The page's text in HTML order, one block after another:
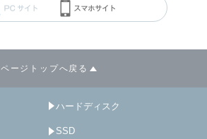
ページトップへ戻る
ハードディスク
SSD